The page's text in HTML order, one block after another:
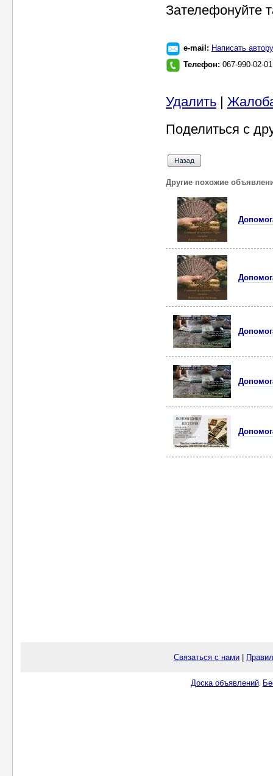
Зателефонуйте
e-mail: Написать автору
Телефон: 067-990-02-01
Удалить |
Поделиться с
Другие похожие
Связаться с нами
Доска объявлений.